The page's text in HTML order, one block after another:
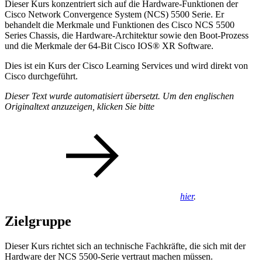
Dieser Kurs konzentriert sich auf die Hardware-Funktionen der
Cisco Network Convergence System (NCS) 5500 Serie. Er
behandelt die Merkmale und Funktionen des Cisco NCS 5500
Series Chassis, die Hardware-Architektur sowie den Boot-Prozess
und die Merkmale der 64-Bit Cisco IOS® XR Software.
Dies ist ein Kurs der Cisco Learning Services und wird direkt von
Cisco durchgeführt.
Dieser Text wurde automatisiert übersetzt. Um den englischen
Originaltext anzuzeigen, klicken Sie bitte
hier.
Zielgruppe
Dieser Kurs richtet sich an technische Fachkräfte, die sich mit der
Hardware der NCS 5500-Serie vertraut machen müssen.